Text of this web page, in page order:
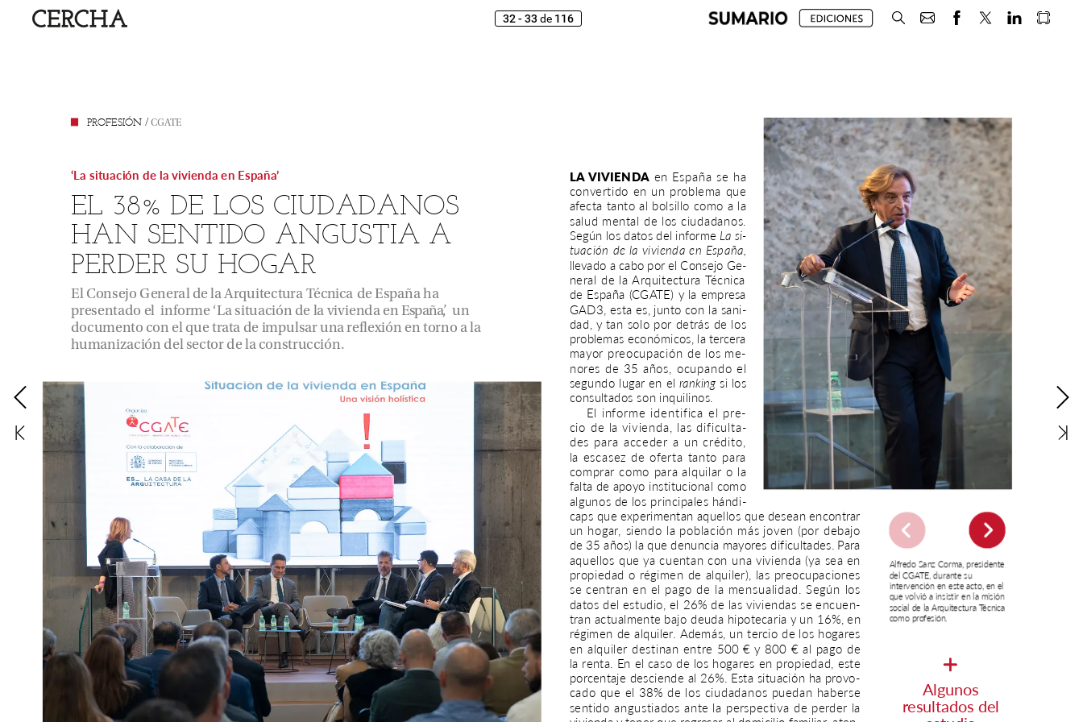
32 - 33 de 116
PROFESIÓN / CGATE
El Consejo General delaArquitectura Técnica deEspañaha
presentado el informe ‘La situación de la vivienda en España’, un
documento con el quetrata de impulsarunareflexión en torno ala
humanización del sector de la construcción.
EL 38% DE LOS CIUDADANOS
HAN SENTIDO ANGUSTIA A
PERDER SU HOGAR
‘La situación de la vivienda en España’ LA VIVIENDA en España se ha
convertido en un problema que
afecta tanto al bolsillo como a la
salud mental de los ciudadanos.
Según los datos del informe La si-
tuación de la vivienda en España,
llevado a cabo por el Consejo Ge-
neral de la Arquitectura Técnica
de España (CGATE) y la empresa
GAD3, esta es, junto con la sani-
dad, y tan solo por detrás de los
problemas económicos, la tercera
mayor preocupación de los me-
nores de 35 años, ocupando el
segundo lugar en el ranking si los
consultados son inquilinos.
El informe identifica el pre-
cio de la vivienda, las dificulta-
des para acceder a un crédito,
la escasez de oferta tanto para
comprar como para alquilar o la
falta de apoyo institucional como
algunos de los principales hándi-
caps que experimentan aquellos que desean encontrar
un hogar, siendo la población más joven (por debajo
de 35 años) la que denuncia mayores dificultades. Para
aquellos que ya cuentan con una vivienda (ya sea en
propiedad o régimen de alquiler), las preocupaciones
se centran en el pago de la mensualidad. Según los
datos del estudio, el 26% de las viviendas se encuen-
tran actualmente bajo deuda hipotecaria y un 16%, en
régimen de alquiler. Además, un tercio de los hogares
en alquiler destinan entre 500 € y 800 € al pago de
la renta. En el caso de los hogares en propiedad, este
porcentaje desciende al 26%. Esta situación ha provo-
cado que el 38% de los ciudadanos puedan haberse
sentido angustiados ante la perspectiva de perder la
Algunos
resultados del
Alfredo Sanz Corma, presidente
del CGATE, durante su
intervención en este acto, en el
que volvió a insistir en la misión
social de la Arquitectura Técnica
como profesión.